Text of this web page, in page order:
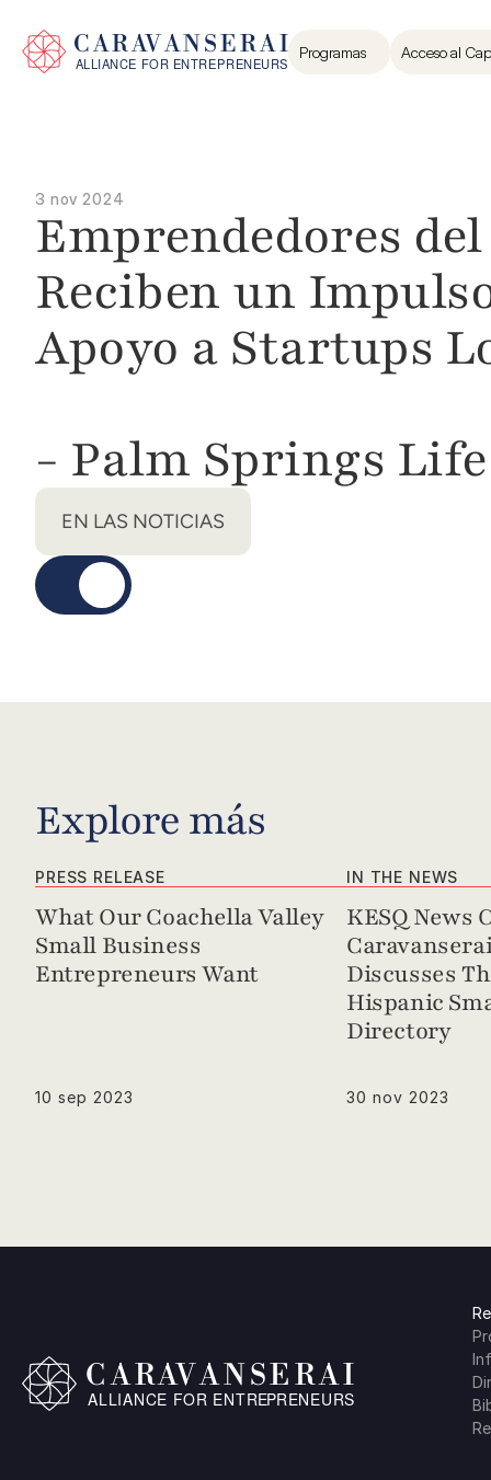
Programas Acceso al
3 nov 2024
Emprendedores
Reciben un
Apoyo a Startups
- Palm Springs Life
EN LAS NOTICIAS
Explore más
PRESS RELEASE
What Our Coachella Valley
Small Business
Entrepreneurs Want
10 sep 2023
IN THE NEWS
KESQ News
Discusses
Hispanic
Directory
30 nov 2023